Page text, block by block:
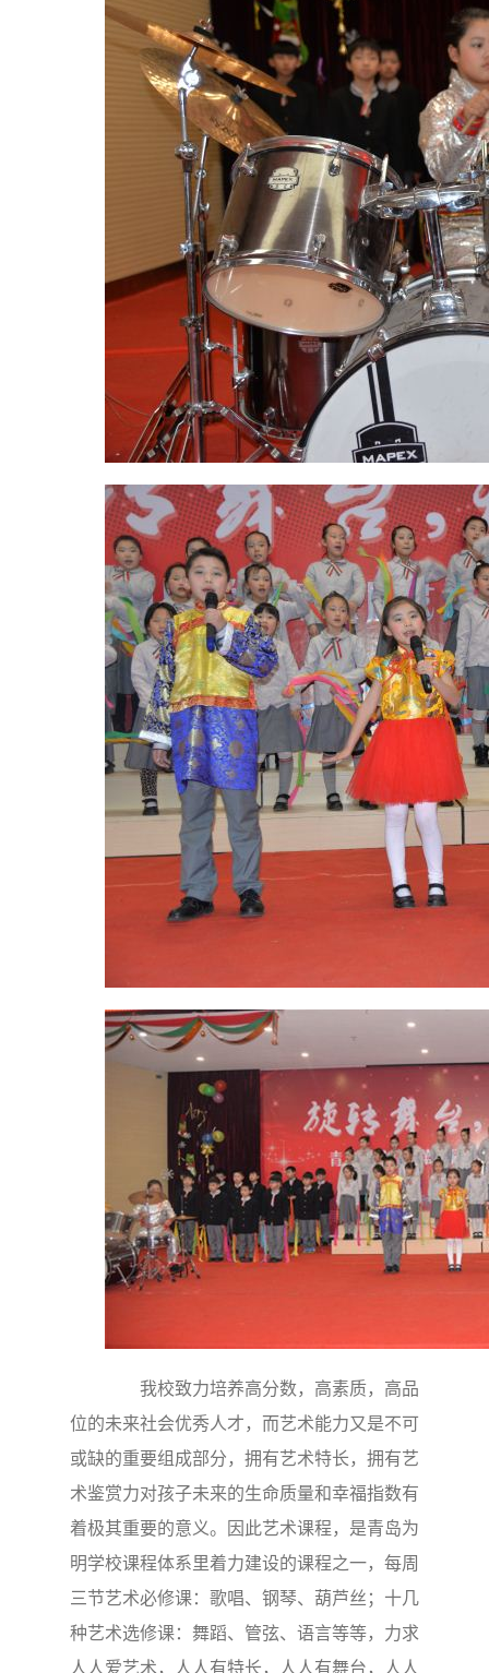
我校致力培养高分数，高素质，高品
位的未来社会优秀人才，而艺术能力又是不可
或缺的重要组成部分，拥有艺术特长，拥有艺
术鉴赏力对孩子未来的生命质量和幸福指数有
着极其重要的意义。因此艺术课程，是青岛为
明学校课程体系里着力建设的课程之一，每周
三节艺术必修课：歌唱、钢琴、葫芦丝；十几
种艺术选修课：舞蹈、管弦、语言等等，力求
人人爱艺术，人人有特长，人人有舞台，人人